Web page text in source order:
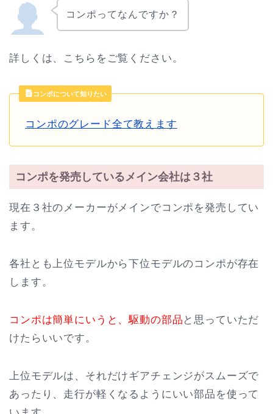
コンポってなんですか？
詳しくは、こちらをご覧ください。
コンポについて知りたい
コンポのグレード全て教えます
コンポを発売しているメイン会社は３社
現在３社のメーカーがメインでコンポを発売してい
ます。
各社とも上位モデルから下位モデルのコンポが存在
します。
コンポは簡単にいうと、駆動の部品 と思っていただ
けたらいいです。
上位モデルは、それだけギアチェンジがスムーズで
あったり、走行が軽くなるようにいい部品を使って